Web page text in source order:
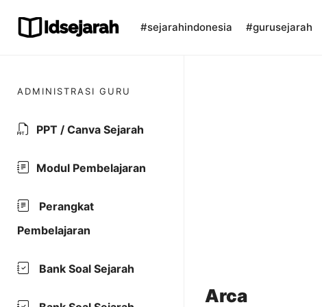
content
#sejarahindonesia #gurusejarah
Arca
ADMINISTRASI GURU
PPT / Canva Sejarah
Modul Pembelajaran
Perangkat
Pembelajaran
Bank Soal Sejarah